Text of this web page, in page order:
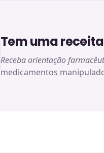
Tem uma
Receba orientação
medicamentos